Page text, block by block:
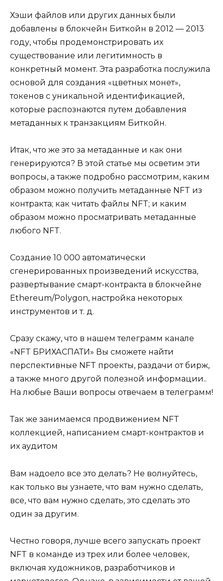
Хэши файлов или других данных были
добавлены в блокчейн Биткойн в 2012 — 2013
году, чтобы продемонстрировать их
существование или легитимность в
конкретный момент. Эта разработка послужила
основой для создания «цветных монет»,
токенов с уникальной идентификацией,
которые распознаются путем добавления
метаданных к транзакциям Биткойн.
Итак, что же это за метаданные и как они
генерируются? В этой статье мы осветим эти
вопросы, а также подробно рассмотрим, каким
образом можно получить метаданные NFT из
контракта; как читать файлы NFT; и каким
образом можно просматривать метаданные
любого NFT.
Создание 10 000 автоматически
сгенерированных произведений искусства,
развертывание смарт-контракта в блокчейне
Ethereum/Polygon, настройка некоторых
инструментов и т. д.
Сразу скажу, что в нашем телеграмм канале
«NFT БРИХАСПАТИ» Вы сможете найти
перспективные NFT проекты, раздачи от бирж,
а также много другой полезной информации..
На любые Ваши вопросы отвечаем в телеграмм!
Так же занимаемся продвижением NFT
коллекцией, написанием смарт-контрактов и
их аудитом
Вам надоело все это делать? Не волнуйтесь,
как только вы узнаете, что вам нужно сделать,
все, что вам нужно сделать, это сделать это
один за другим.
Честно говоря, лучше всего запускать проект
NFT в команде из трех или более человек,
включая художников, разработчиков и